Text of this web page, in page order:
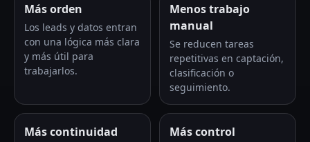
Más orden
Los leads y datos entran
con una lógica más clara
y más útil para
trabajarlos.
Menos trabajo
manual
Se reducen tareas
repetitivas en captación,
clasificación o
seguimiento.
Más continuidad Más control